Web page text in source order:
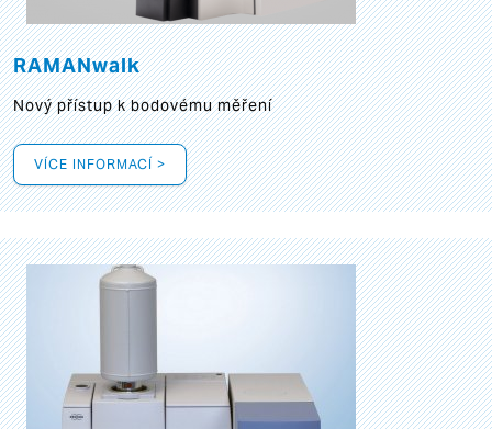
RAMANwalk
Nový přístup k bodovému měření
VÍCE INFORMACÍ >